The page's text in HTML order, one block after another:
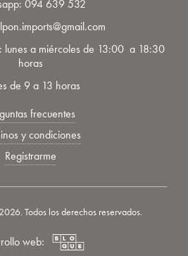
094 639 532
lunes a miércoles de 13:00 a 18:30
horas
de 9 a 13 horas
frecuentes
y condiciones
Registrarme
Todos los derechos reservados.
web: